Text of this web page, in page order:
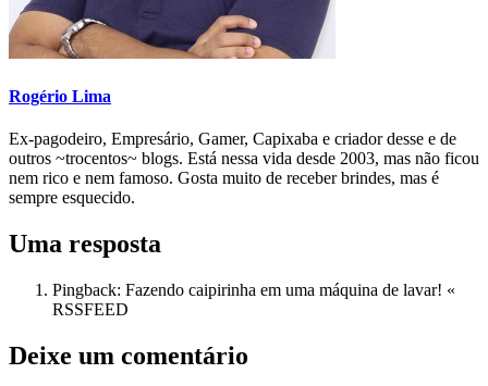
Rogério Lima
Ex-pagodeiro, Empresário, Gamer, Capixaba e criador desse e de
outros ~trocentos~ blogs. Está nessa vida desde 2003, mas não ficou
nem rico e nem famoso. Gosta muito de receber brindes, mas é
sempre esquecido.
Uma resposta
Pingback: Fazendo caipirinha em uma máquina de lavar! «
RSSFEED
Deixe um comentário